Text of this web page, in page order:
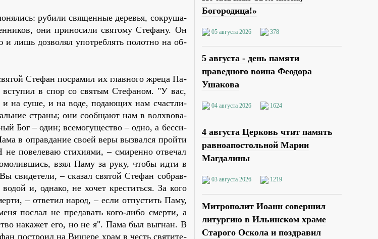
ру­би­ли свя­щен­ные де­ре­вья, со­кру­ша­
они при­но­си­ли свя­то­му Сте­фа­ну. Он
лишь доз­во­лял упо­треб­лять по­лот­но на об­
Сте­фан по­сра­мил их глав­но­го жре­ца Па­
всту­пил в спор со свя­тым Сте­фа­ном. "У вас,
и на су­ше, и на во­де, по­да­ю­щих нам счаст­ли­
стра­ны; они со­об­ща­ют нам в волх­во­ва­
Бог – один; все­мо­гу­ще­ство – од­но, а бес­си­
в оправ­да­ние сво­ей ве­ры вы­звал­ся прой­ти
не по­веле­ваю сти­хи­я­ми, – сми­рен­но от­ве­чал
взял Паму за руку, чтобы идти в
сви­де­те­ли, – ска­зал свя­той Сте­фан со­брав­
и, од­на­ко, не хо­чет кре­стить­ся. За ко­го
– от­ве­тил на­род, – ес­ли от­пу­стить Па­му,
по­слал не пре­да­вать ко­го-ли­бо смер­ти, а
на­ка­жет его, но не я". Па­ма был вы­гнан. В
по­стро­ил на Ви­ше­ре храм в честь свя­ти­те­
Богородица!»
05 августа 2026 378
5 августа - день памяти
праведного воина Феодора
Ушакова
04 августа 2026 1624
4 августа Церковь чтит память
равноапостольной Марии
Магдалины
03 августа 2026 1219
Митрополит Иоанн совершил
литургию в Ильинском храме
Старого Оскола и поздравил